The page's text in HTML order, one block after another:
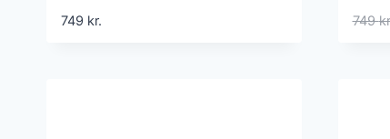
749 kr. 749